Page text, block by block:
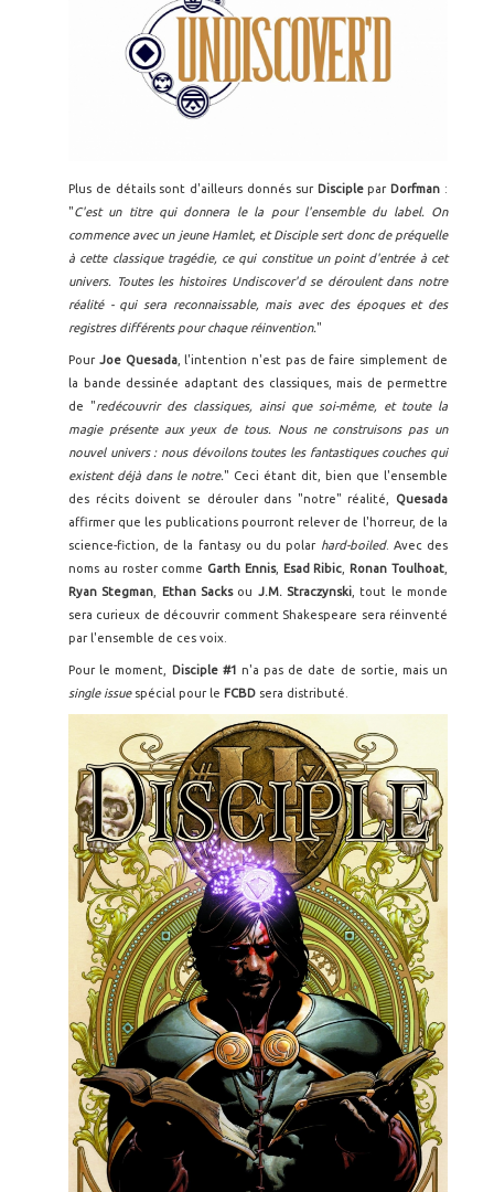
Plus de détails sont d'ailleurs donnés sur Disciplepar Dorfman :
"C'est un titre qui donnera le la pour l'ensemble du label. On
commence avec un jeune Hamlet, et Disciple sert donc de préquelle
à cette classique tragédie, ce qui constitue un point d'entrée à cet
univers. Toutes les histoires Undiscover'd se déroulent dans notre
réalité - qui sera reconnaissable, mais avec des époques et des
registres différents pour chaque réinvention."
Pour Joe Quesada, l'intention n'est pas de faire simplement de
la bande dessinée adaptant des classiques, mais de permettre
de "redécouvrir des classiques, ainsi que soi-même, et toute la
magie présente aux yeux de tous. Nous ne construisons pas un
nouvel univers : nous dévoilons toutes les fantastiques couches qui
existent déjà dans le notre." Ceci étant dit, bien que l'ensemble
des récits doivent se dérouler dans "notre" réalité, Quesada
affirmer que les publications pourront relever de l'horreur, de la
science-fiction, de la fantasy ou du polar hard-boiled. Avec des
noms au roster comme Garth Ennis, Esad Ribic Ronan Toulhoat
Ryan Stegman
Ethan Sacks ou J.M. Straczynski , tout le monde
sera curieux de découvrir comment Shakespeare sera réinventé
par l'ensemble de ces voix.
Pour le moment, Disciple #1 n'a pas de date de sortie, mais un
single issue spécial pour le FCBD sera distributé.